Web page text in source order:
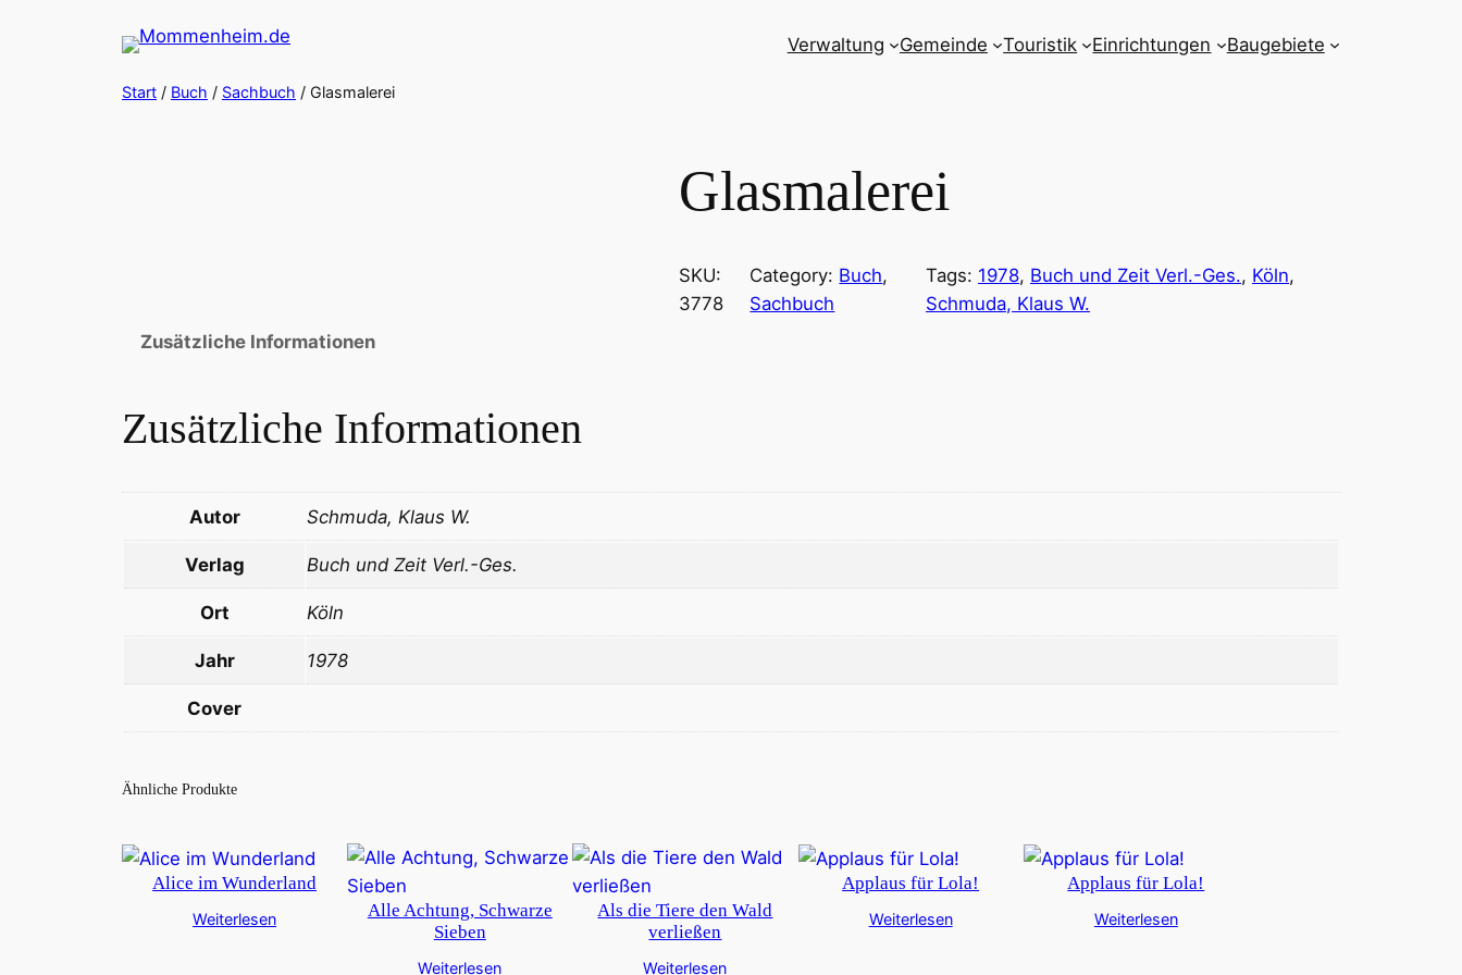
Verwaltung Gemeinde Touristik Einrichtungen Baugebiete
Start / Buch / Sachbuch / Glasmalerei
Glasmalerei
SKU:
3778
Category: Buch
Sachbuch
Tags: 1978, Buch und Zeit Verl.-Ges., Köln
Schmuda, Klaus W.
Zusätzliche Informationen
Zusätzliche Informationen
Autor Schmuda, Klaus W.
Verlag Buch und Zeit Verl.-Ges.
Ort Köln
Jahr 1978
Cover
Ähnliche Produkte
Alice im Wunderland
Weiterlesen
Alle Achtung, Schwarze
Sieben
Weiterlesen
Als die Tiere den Wald
verließen
Weiterlesen
Applaus für Lola!
Weiterlesen
Applaus für Lola!
Weiterlesen